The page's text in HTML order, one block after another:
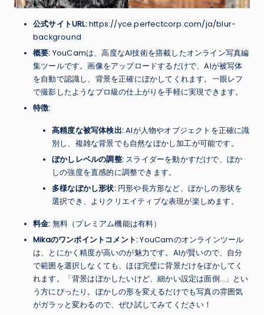
公式サイトURL:https://yce.perfectcorp.com/ja/blur-
background
概要: YouCamは、高度なAI技術を搭載したオンライン写真編
集ツールです。画像をアップロードするだけで、AIが被写体
を自動で認識し、背景を正確にぼかしてくれます。一眼レフ
で撮影したようなプロ級の仕上がりを手軽に実現できます。
特徴:
高精度な被写体検出:AIが人物やオブジェクトを正確に識
別し、複雑な背景でも自然なぼかし加工が可能です。
ぼかしレベルの調整: スライダーを動かすだけで、ぼか
しの強度を直感的に調整できます。
多様なぼかし形状:円形や長方形など、ぼかしの形状を
選択でき、よりクリエイティブな表現が楽しめます。
料金: 無料（プレミアム機能は有料）
Mikaのワンポイントコメント:YouCamのオンラインツール
は、とにかく精度が高いのが魅力です。AIが賢いので、自分
で範囲を選択しなくても、ほぼ完璧に背景だけをぼかしてく
れます。「背景はぼかしたいけど、細かい設定は面倒…」とい
う方にぴったり。ぼかしの形を変えるだけでも写真の雰囲気
がガラッと変わるので、ぜひ試してみてください！